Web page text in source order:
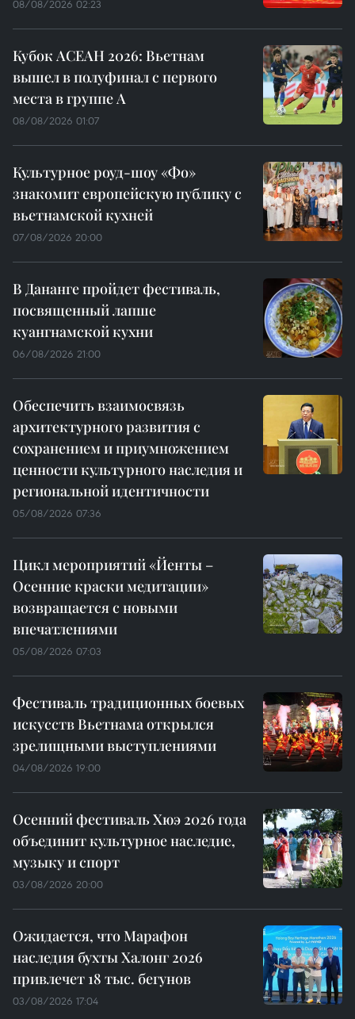
08/08/2026 02:23
Кубок АСЕАН 2026: Вьетнам
вышел в полуфинал с первого
места в группе A
08/08/2026 01:07
Культурное роуд-шоу «Фо»
знакомит европейскую публику с
вьетнамской кухней
07/08/2026 20:00
В Дананге пройдет фестиваль,
посвященный лапше
куангнамской кухни
06/08/2026 21:00
Обеспечить взаимосвязь
архитектурного развития с
сохранением и приумножением
ценности культурного наследия и
региональной идентичности
05/08/2026 07:36
Цикл мероприятий «Йенты –
Осенние краски медитации»
возвращается с новыми
впечатлениями
05/08/2026 07:03
Фестиваль традиционных боевых
искусств Вьетнама открылся
зрелищными выступлениями
04/08/2026 19:00
Осенний фестиваль Хюэ 2026 года
объединит культурное наследие,
музыку и спорт
03/08/2026 20:00
Ожидается, что Марафон
наследия бухты Халонг 2026
привлечет 18 тыс. бегунов
03/08/2026 17:04